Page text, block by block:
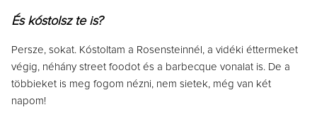
És kóstolsz te is?
Persze, sokat. Kóstoltam a Rosensteinnél, a vidéki éttermeket
végig, néhány street foodot és a barbecque vonalat is. De a
többieket is meg fogom nézni, nem sietek, még van két
napom!